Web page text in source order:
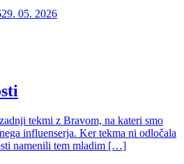
29. 05. 2026
tekmi z Bravom, na kateri smo
influenserja. Ker tekma ni odločala
namenili tem mladim […]